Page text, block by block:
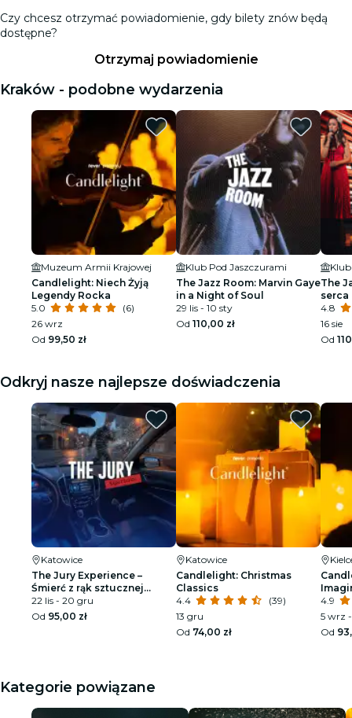
Czy chcesz otrzymać powiadomienie, gdy bilety znów będą
dostępne?
Otrzymaj powiadomienie
Kraków - podobne wydarzenia
Muzeum Armii Krajowej
Candlelight: Niech Żyją
Legendy Rocka
5.0
(6)
26 wrz
Od 99,50 zł
Klub Pod Jaszczurami
The Jazz Room: Marvin Gaye
in a Night of Soul
29 lis - 10 sty
Od 110,00 zł
The
serca
4.8
16 sie
Od
Odkryj nasze najlepsze doświadczenia
Katowice
The Jury Experience –
Śmierć z rąk sztucznej
inteligencji: kto zapłaci
cenę?
22 lis - 20 gru
Od 95,00 zł
Katowice
Candlelight: Christmas
Classics
4.4
(39)
13 gru
Od 74,00 zł
4.9
5 wrz -
Od
Kategorie powiązane